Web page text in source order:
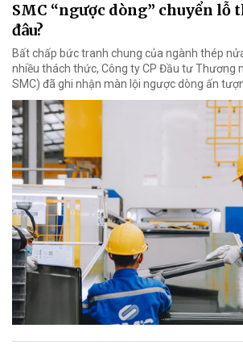
SMC “ngược dòng” chuyển lỗ
đâu?
Bất chấp bức tranh chung của ngành thép
nhiều thách thức, Công ty CP Đầu tư Thương
SMC) đã ghi nhận màn lội ngược dòng ấn